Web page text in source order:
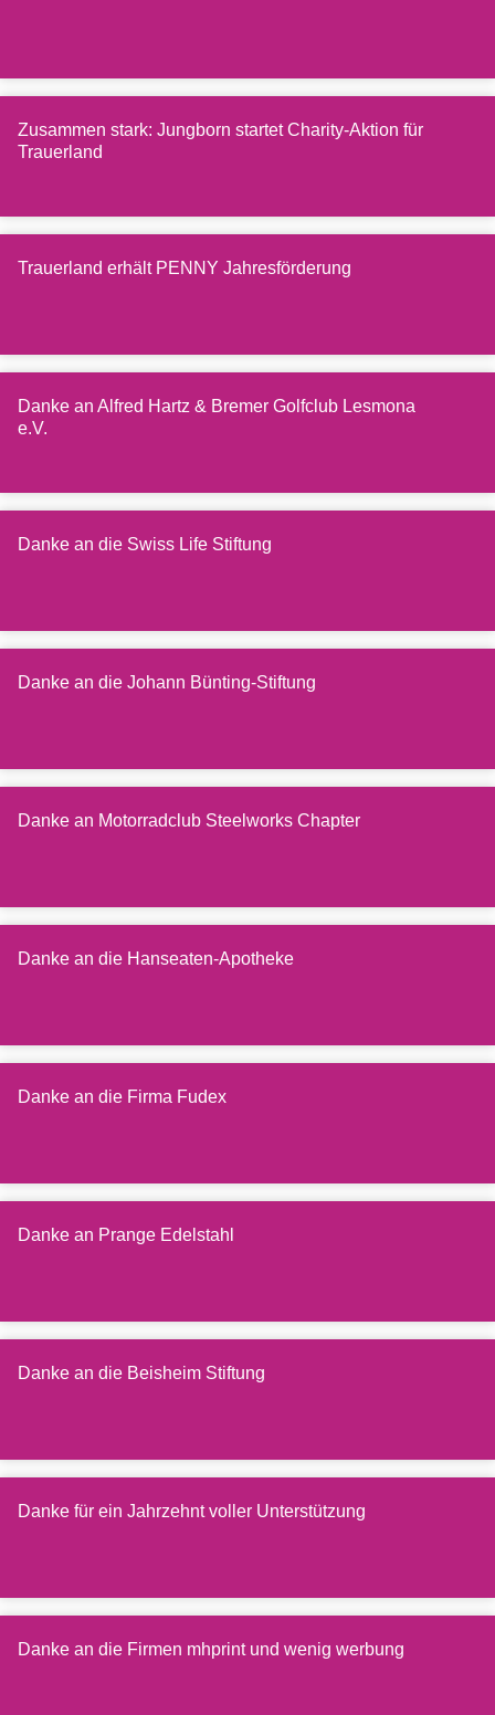
Zusammen stark: Jungborn startet Charity-Aktion für
Trauerland
Trauerland erhält PENNY Jahresförderung
Danke an Alfred Hartz & Bremer Golfclub Lesmona
e.V.
Danke an die Swiss Life Stiftung
Danke an die Johann Bünting-Stiftung
Danke an Motorradclub Steelworks Chapter
Danke an die Hanseaten-Apotheke
Danke an die Firma Fudex
Danke an Prange Edelstahl
Danke an die Beisheim Stiftung
Danke für ein Jahrzehnt voller Unterstützung
Danke an die Firmen mhprint und wenig werbung